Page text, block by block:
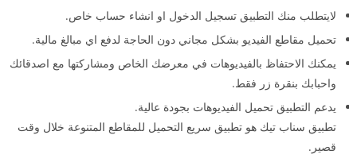
لايتطلب منك التطبيق تسجيل الدخول او انشاء حساب خاص.
تحميل مقاطع الفيديو بشكل مجاني دون الحاجة لدفع اي مبالغ مالية.
يمكنك الاحتفاظ بالفيديوهات في معرضك الخاص ومشاركتها مع اصدقائك
واحبابك بنقرة زر فقط.
يدعم التطبيق تحميل الفيديوهات بجودة عالية.
تطبيق سناب تيك هو تطبيق سريع التحميل للمقاطع المتنوعة خلال وقت
قصير.